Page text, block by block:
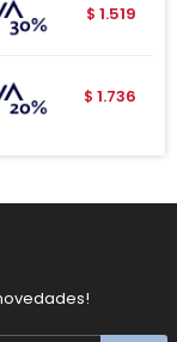
$ 1.519
$ 1.736